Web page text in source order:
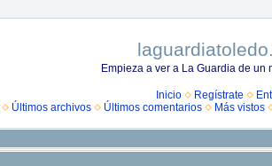
Empieza a ver a La Guardia de un
Inicio Regístrate
Últimos archivos Últimos comentarios Más vistos